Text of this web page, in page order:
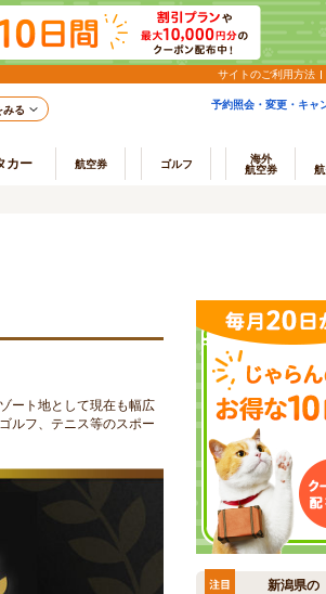
サイトのご利用方法
みる 予約照会・変更・キャ
カー 航空券 ゴルフ
海外
航空券
ート地として現在も幅広
ルフ、テニス等のスポー
新潟県の